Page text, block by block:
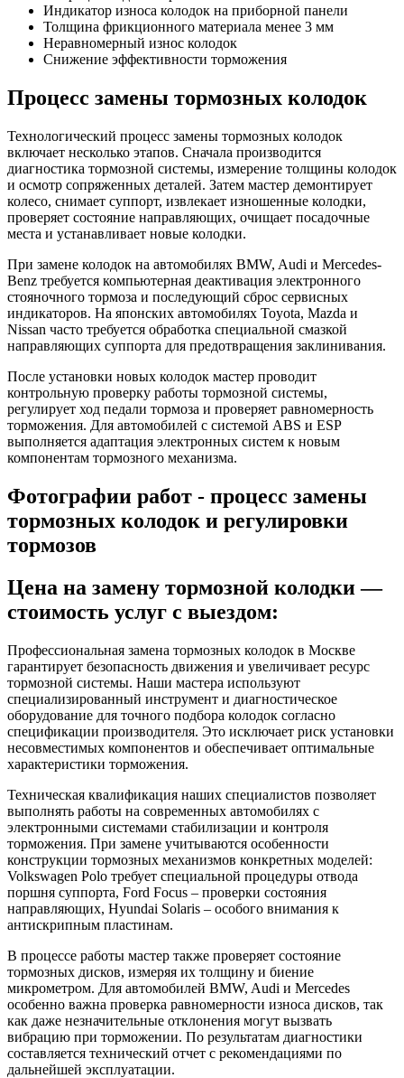
Индикатор износа колодок на приборной панели
Толщина фрикционного материала менее 3 мм
Неравномерный износ колодок
Снижение эффективности торможения
Процесс замены тормозных колодок
Технологический процесс замены тормозных колодок
включает несколько этапов. Сначала производится
диагностика тормозной системы, измерение толщины колодок
и осмотр сопряженных деталей. Затем мастер демонтирует
колесо, снимает суппорт, извлекает изношенные колодки,
проверяет состояние направляющих, очищает посадочные
места и устанавливает новые колодки.
При замене колодок на автомобилях BMW, Audi и Mercedes-
Benz требуется компьютерная деактивация электронного
стояночного тормоза и последующий сброс сервисных
индикаторов. На японских автомобилях Toyota, Mazda и
Nissan часто требуется обработка специальной смазкой
направляющих суппорта для предотвращения заклинивания.
После установки новых колодок мастер проводит
контрольную проверку работы тормозной системы,
регулирует ход педали тормоза и проверяет равномерность
торможения. Для автомобилей с системой ABS и ESP
выполняется адаптация электронных систем к новым
компонентам тормозного механизма.
Фотографии работ - процесс замены
тормозных колодок и регулировки
тормозов
Цена на замену тормозной колодки —
стоимость услуг с выездом:
Профессиональная замена тормозных колодок в Москве
гарантирует безопасность движения и увеличивает ресурс
тормозной системы. Наши мастера используют
специализированный инструмент и диагностическое
оборудование для точного подбора колодок согласно
спецификации производителя. Это исключает риск установки
несовместимых компонентов и обеспечивает оптимальные
характеристики торможения.
Техническая квалификация наших специалистов позволяет
выполнять работы на современных автомобилях с
электронными системами стабилизации и контроля
торможения. При замене учитываются особенности
конструкции тормозных механизмов конкретных моделей:
Volkswagen Polo требует специальной процедуры отвода
поршня суппорта, Ford Focus – проверки состояния
направляющих, Hyundai Solaris – особого внимания к
антискрипным пластинам.
В процессе работы мастер также проверяет состояние
тормозных дисков, измеряя их толщину и биение
микрометром. Для автомобилей BMW, Audi и Mercedes
особенно важна проверка равномерности износа дисков, так
как даже незначительные отклонения могут вызвать
вибрацию при торможении. По результатам диагностики
составляется технический отчет с рекомендациями по
дальнейшей эксплуатации.